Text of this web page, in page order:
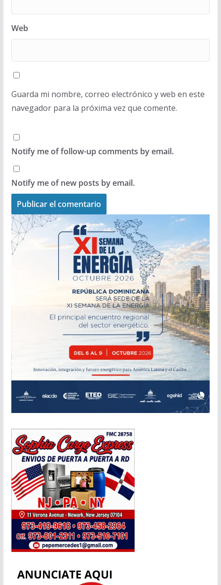
Web
Guarda mi nombre, correo electrónico y web en este
navegador para la próxima vez que comente.
Notify me of follow-up comments by email.
Notify me of new posts by email.